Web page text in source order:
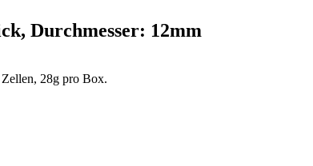
Durchmesser: 12mm
Zellen, 28g pro Box.